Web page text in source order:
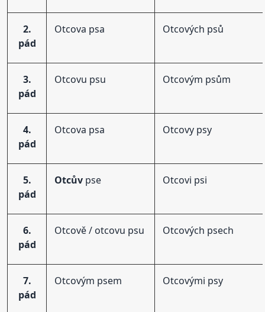
2.
pád
Otcova psa Otcových psů
3.
pád
Otcovu psu Otcovým psům
4.
pád
Otcova psa Otcovy psy
5.
pád
Otcův pse Otcovi psi
6.
pád
Otcově / otcovu psu Otcových psech
7.
pád
Otcovým psem Otcovými psy